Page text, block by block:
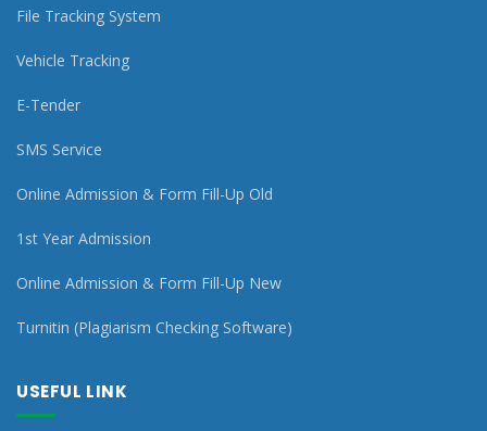
File Tracking System
Vehicle Tracking
E-Tender
SMS Service
Online Admission & Form Fill-Up Old
1st Year Admission
Online Admission & Form Fill-Up New
Turnitin (Plagiarism Checking Software)
USEFUL LINK